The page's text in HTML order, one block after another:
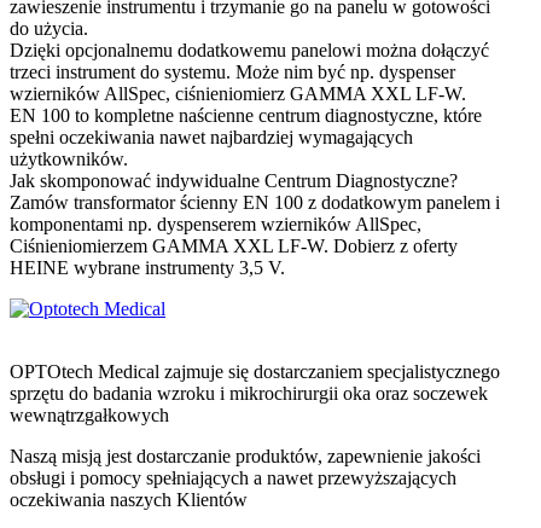
zawieszenie instrumentu i trzymanie go na panelu w gotowości
do użycia.
Dzięki opcjonalnemu dodatkowemu panelowi można dołączyć
trzeci instrument do systemu. Może nim być np. dyspenser
wzierników AllSpec, ciśnieniomierz GAMMA XXL LF-W.
EN 100 to kompletne naścienne centrum diagnostyczne, które
spełni oczekiwania nawet najbardziej wymagających
użytkowników.
Jak skomponować indywidualne Centrum Diagnostyczne?
Zamów transformator ścienny EN 100 z dodatkowym panelem i
komponentami np. dyspenserem wzierników AllSpec,
Ciśnieniomierzem GAMMA XXL LF-W. Dobierz z oferty
HEINE wybrane instrumenty 3,5 V.
OPTOtech Medical zajmuje się dostarczaniem specjalistycznego
sprzętu do badania wzroku i mikrochirurgii oka oraz soczewek
wewnątrzgałkowych
Naszą misją jest dostarczanie produktów, zapewnienie jakości
obsługi i pomocy spełniających a nawet przewyższających
oczekiwania naszych Klientów